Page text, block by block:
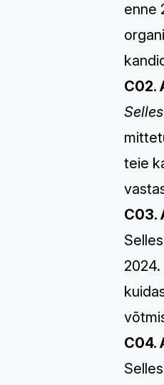
enne
C02.
teie
C03.
C04.